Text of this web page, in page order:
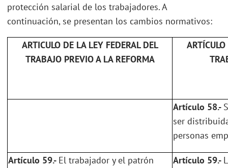
protección salarial de los trabajadores. A
continuación, se presentan los cambios normativos:
ARTICULO DE LA LEY FEDERAL DEL
TRABAJO PREVIO A LA REFORMA
Artículo 58.-
ser
personas
Artículo 59.- El trabajador y el patrón
Artículo 59.-